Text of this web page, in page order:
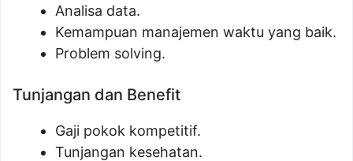
Analisa data.
Kemampuan manajemen waktu yang baik.
Problem solving.
Tunjangan dan Benefit
Gaji pokok kompetitif.
Tunjangan kesehatan.